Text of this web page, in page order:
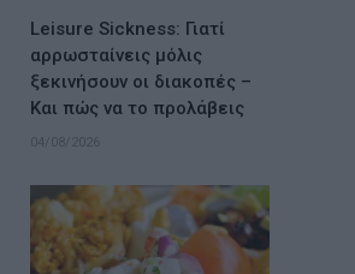
Leisure Sickness: Γιατί
αρρωσταίνεις μόλις
ξεκινήσουν οι διακοπές –
Και πώς να το προλάβεις
04/08/2026